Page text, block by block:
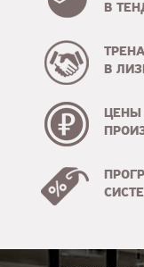
В
В
ЦЕНЫ